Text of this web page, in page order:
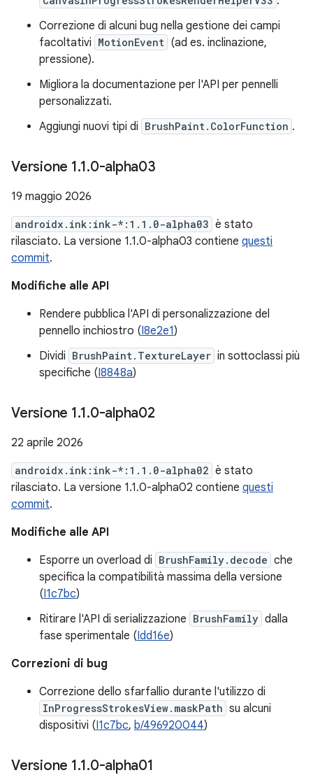
Correzione di alcuni bug nella gestione dei campi
facoltativi MotionEvent (ad es. inclinazione,
pressione).
Migliora la documentazione per l'API per pennelli
personalizzati.
Aggiungi nuovi tipi di BrushPaint.ColorFunction .
Versione 1.1.0-alpha03
19 maggio 2026
androidx.ink:ink-*:1.1.0-alpha03 è stato
rilasciato. La versione 1.1.0-alpha03 contiene questi
commit.
Modifiche alle API
Rendere pubblica l'API di personalizzazione del
pennello inchiostro (I8e2e1)
Dividi BrushPaint.TextureLayer in sottoclassi più
specifiche (I8848a)
Versione 1.1.0-alpha02
22 aprile 2026
androidx.ink:ink-*:1.1.0-alpha02 è stato
rilasciato. La versione 1.1.0-alpha02 contiene questi
commit.
Modifiche alle API
Esporre un overload di BrushFamily.decode che
specifica la compatibilità massima della versione
(I1c7bc)
Ritirare l'API di serializzazione BrushFamily dalla
fase sperimentale (Idd16e)
Correzioni di bug
Correzione dello sfarfallio durante l'utilizzo di
InProgressStrokesView.maskPath su alcuni
dispositivi (I1c7bc, b/496920044)
Versione 1.1.0-alpha01